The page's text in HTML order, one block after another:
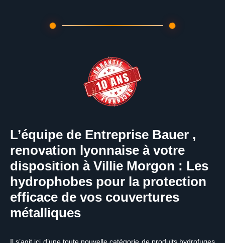
L’équipe de Entreprise Bauer ,
renovation lyonnaise à votre
disposition à Villie Morgon : Les
hydrophobes pour la protection
efficace de vos couvertures
métalliques